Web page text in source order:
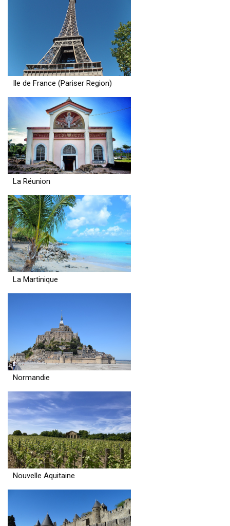
Ile de France (Pariser Region)
La Réunion
La Martinique
Normandie
Nouvelle Aquitaine